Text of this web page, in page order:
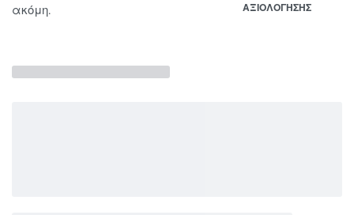
ακόμη.
ΑΞΙΟΛΌΓΗΣΗΣ